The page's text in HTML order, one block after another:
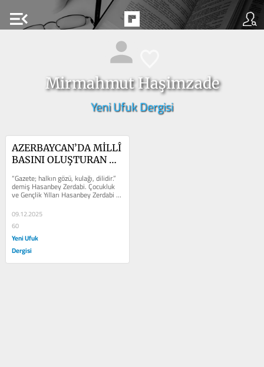
menu_open
Mirmahmut Haşimzade
Yeni Ufuk Dergisi
AZERBAYCAN’DA MİLLÎ
BASINI OLUŞTURAN
MELİKZADE ZERDABİ
“Gazete; halkın gözü, kulağı, dilidir.”
demiş Hasanbey Zerdabi. Çocukluk
ve Gençlik Yılları Hasanbey Zerdabi
1837’de Şamahı...
09.12.2025
60
Yeni Ufuk
Dergisi